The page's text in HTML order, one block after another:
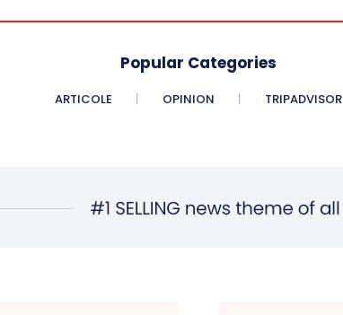
Popular Categories
ARTICOLE OPINION TRIPADVISOR